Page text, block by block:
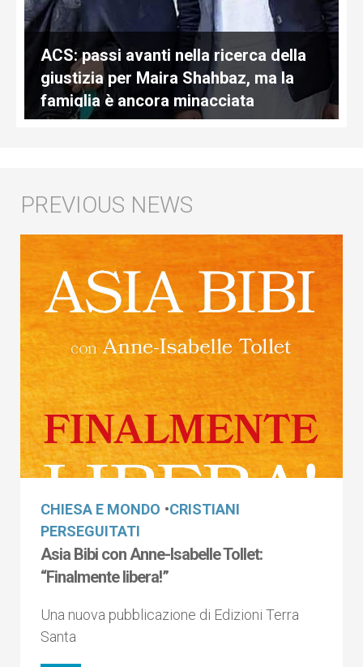
ACS: passi avanti nella ricerca della
giustizia per Maira Shahbaz, ma la
famiglia è ancora minacciata
CHIESA E MONDO •CRISTIANI
PERSEGUITATI
Asia Bibi con Anne-Isabelle Tollet:
“Finalmente libera!”
Una nuova pubblicazione di Edizioni Terra
Santa